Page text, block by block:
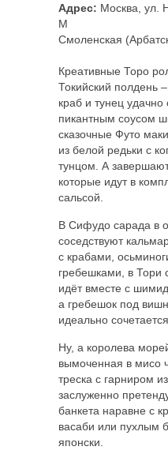
Адрес: Москва, ул.
M
Смоленская
Креативные Торо
Токийский полдень –
краб и тунец удачно
пикантным соусом
сказочные Футо
из белой редьки с
тунцом. А
которые идут в
сальсой.
В Сифудо сарада в
соседствуют
с крабами,
гребешками, в Тори
идёт вместе с
а гребешок под
идеально
Ну, а королева
вымоченная в мисо
треска с гарниром
заслуженно
банкета наравне с
васаби или пухлым
японски.